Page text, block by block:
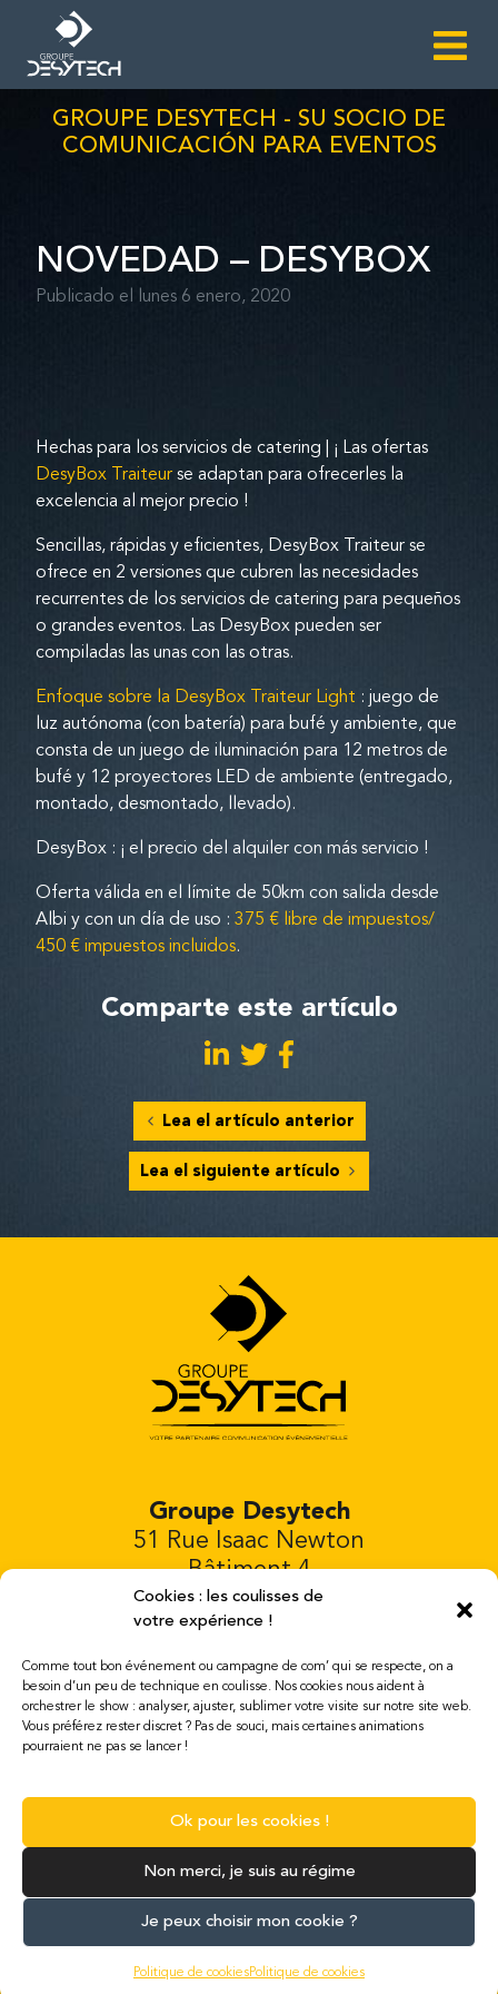
Cookies : les coulisses de
votre expérience !
Comme tout bon événement ou campagne de com’ qui se respecte, on a
besoin d’un peu de technique en coulisse. Nos cookies nous aident à
orchestrer le show : analyser, ajuster, sublimer votre visite sur notre site web.
Vous préférez rester discret ? Pas de souci, mais certaines animations
pourraient ne pas se lancer !
Ok pour les cookies !
Non merci, je suis au régime
Je peux choisir mon cookie ?
Politique de cookiesPolitique de cookies
GROUPE DESYTECH - SU SOCIO DE
COMUNICACIÓN PARA EVENTOS
NOVEDAD – DESYBOX
Publicado el lunes 6 enero, 2020
Hechas para los servicios de catering | ¡ Las ofertas
DesyBox Traiteur se adaptan para ofrecerles la
excelencia al mejor precio !
Sencillas, rápidas y eficientes, DesyBox Traiteur se
ofrece en 2 versiones que cubren las necesidades
recurrentes de los servicios de catering para pequeños
o grandes eventos. Las DesyBox pueden ser
compiladas las unas con las otras.
Enfoque sobre la DesyBox Traiteur Light : juego de
luz autónoma (con batería) para bufé y ambiente, que
consta de un juego de iluminación para 12 metros de
bufé y 12 proyectores LED de ambiente (entregado,
montado, desmontado, llevado).
DesyBox : ¡ el precio del alquiler con más servicio !
Oferta válida en el límite de 50km con salida desde
Albi y con un día de uso : 375 € libre de impuestos/
450 € impuestos incluidos.
Comparte este artículo
Lea el artículo anterior
Lea el siguiente artículo
Groupe Desytech
51 Rue Isaac Newton
Bâtiment 4
81000 Albi FRANCIA
Tél. 00 33 652 220 832
Abierto del lunes al sábado de 08:00 a
19:00
mail : contact@desytech.com
Menciones legales
Une création Web Premiere - 2026